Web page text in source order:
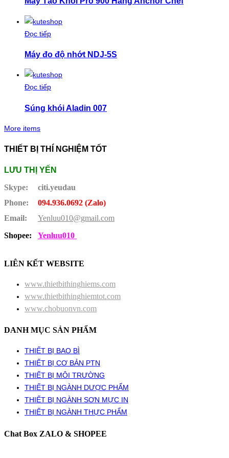
Đọc tiếp
Máy đo độ nhớt NDJ-5S
Đọc tiếp
Súng khói Aladin 007
More items
THIẾT BỊ THÍ NGHIỆM TỐT
LƯU THỊ YẾN
Skype:
citi.yeudau
Phone:
094.936.0692 (Zalo)
Email:
Yenluu010@gmail.com
Shopee:
Yenluu010
LIÊN KẾT WEBSITE
www.thietbithinghiems.com
www.thietbithinghiemtot.com
www.chobuonvn.com
DANH MỤC SẢN PHẨM
THIẾT BỊ BAO BÌ
THIẾT BỊ CƠ BẢN PTN
THIẾT BỊ MÔI TRƯỜNG
THIẾT BỊ NGÀNH DƯỢC PHẨM
THIẾT BỊ NGÀNH SƠN MỰC IN
THIẾT BỊ NGÀNH THỰC PHẨM
Chat Box ZALO & SHOPEE